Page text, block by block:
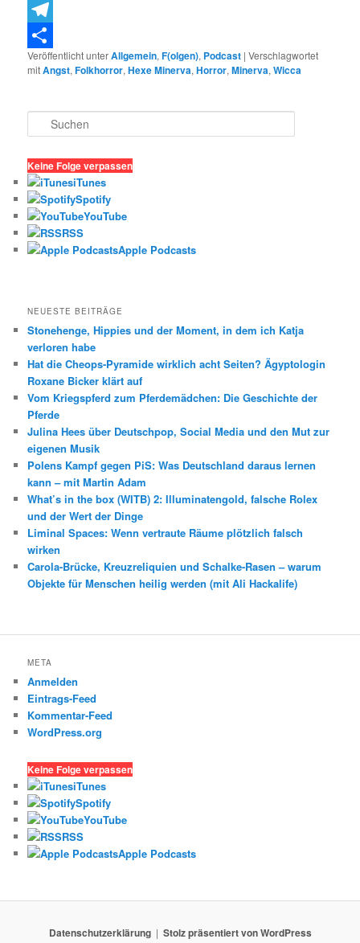
Threema
Telegram
Teilen
Veröffentlicht unterAllgemein,F(olgen), Podcast |Verschlagwortet
mitAngst,Folkhorror,Hexe Minerva,Horror,Minerva,Wicca
u
h
e
n
Keine Folge verpassen
iTunes
Spotify
YouTube
RSS
Apple Podcasts
NEUESTE BEITRÄGE
Stonehenge, Hippies und der Moment, in dem ich Katja
verloren habe
Hat die Cheops-Pyramide wirklich acht Seiten? Ägyptologin
Roxane Bicker klärt auf
Vom Kriegspferd zum Pferdemädchen: Die Geschichte der
Pferde
Julina Hees über Deutschpop, Social Media und den Mut zur
eigenen Musik
Polens Kampf gegen PiS: Was Deutschland daraus lernen
kann – mit Martin Adam
What’s in the box (WITB) 2: Illuminatengold, falsche Rolex
und der Wert der Dinge
Liminal Spaces: Wenn vertraute Räume plötzlich falsch
wirken
Carola-Brücke, Kreuzreliquien und Schalke-Rasen – warum
Objekte für Menschen heilig werden (mit Ali Hackalife)
META
Anmelden
Eintrags-Feed
Kommentar-Feed
WordPress.org
Keine Folge verpassen
iTunes
Spotify
YouTube
RSS
Apple Podcasts
Datenschutzerklärung Stolz präsentiert von WordPress